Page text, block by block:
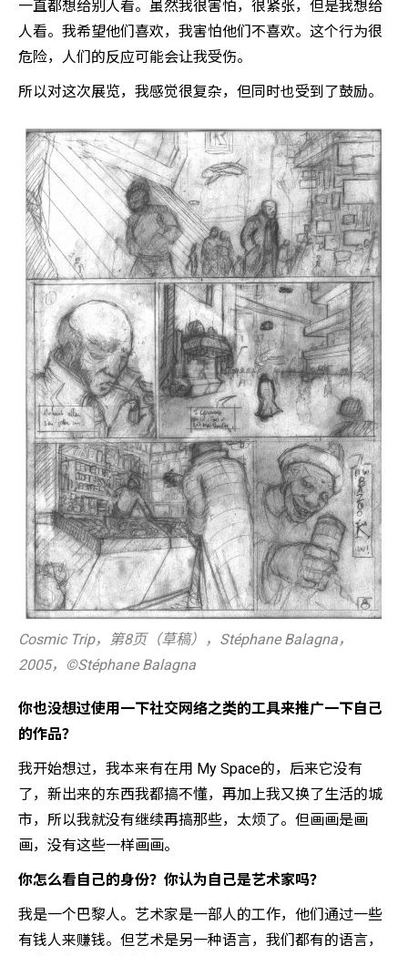
一直都想给别人看。虽然我很害怕，很紧张，但是我想给
人看。我希望他们喜欢，我害怕他们不喜欢。这个行为很
危险，人们的反应可能会让我受伤。
所以对这次展览，我感觉很复杂，但同时也受到了鼓励。
Cosmic Trip，第8页（草稿），Stéphane Balagna，
2005，©️Stéphane Balagna
你也没想过使用一下社交网络之类的工具来推广一下自己
的作品？
我开始想过，我本来有在用 My Space的，后来它没有
了，新出来的东西我都搞不懂，再加上我又换了生活的城
市，所以我就没有继续再搞那些，太烦了。但画画是画
画，没有这些一样画画。
你怎么看自己的身份？你认为自己是艺术家吗？
我是一个巴黎人。艺术家是一部人的工作，他们通过一些
有钱人来赚钱。但艺术是另一种语言，我们都有的语言，